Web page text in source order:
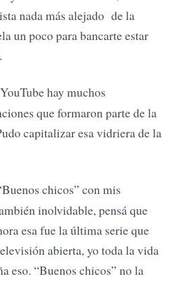
nada más alejado de la
un poco para bancarte estar
hay muchos
que formaron parte de la
capitalizar esa vidriera de la
chicos” con mis
inolvidable, pensá que
esa fue la última serie que
abierta, yo toda la vida
eso. “Buenos chicos” no la